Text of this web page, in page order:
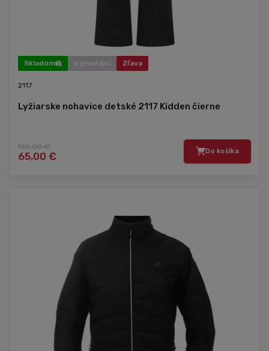
Skladom V predajni Zľava
2117
Lyžiarske nohavice detské 2117 Kidden čierne
130,00 €
65,00 € Do košíka